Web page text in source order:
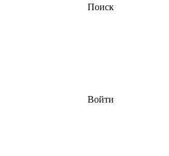
Поиск
Войти